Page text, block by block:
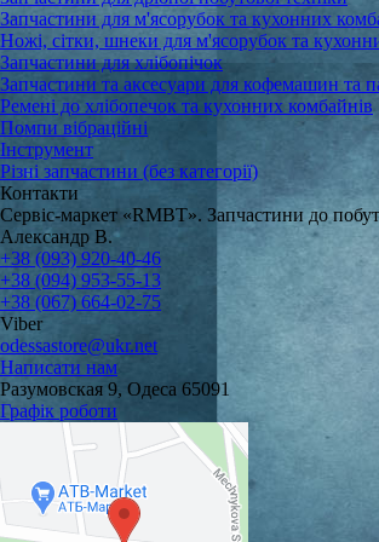
Запчастини для м'ясорубок та кухонних
Ножі, сітки, шнеки для м'ясорубок та
Запчастини для хлібопічок
Запчастини та аксесуари для кофемашин та
Ремені до хлібопечок та кухонних комбайнів
Помпи вібраційні
Інструмент
Різні запчастини (без категорії)
Контакти
Сервіс-маркет «RMBT». Запчастини до
Александр В.
+38 (093) 920-40-46
+38 (094) 953-55-13
+38 (067) 664-02-75
Viber
odessastore@ukr.net
Написати нам
Разумовская 9, Одеса 65091
Графік роботи